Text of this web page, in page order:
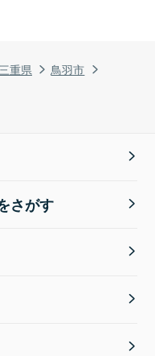
三重県
鳥羽市
さがす